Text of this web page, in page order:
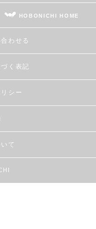
HOBONICHI HOME
わせる
く表記
シー
て